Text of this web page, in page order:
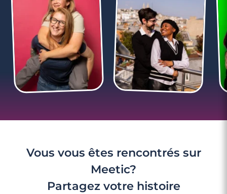
2 minutes
Décryptage SMS : le cadeau d'anniversaire
Vous vous êtes rencontrés sur
Meetic?
Partagez votre histoire